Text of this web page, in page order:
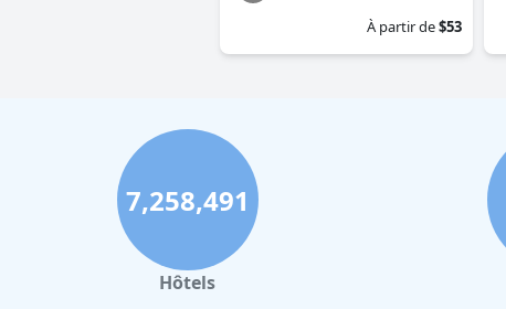
À partir de$53
7,258,491
Hôtels